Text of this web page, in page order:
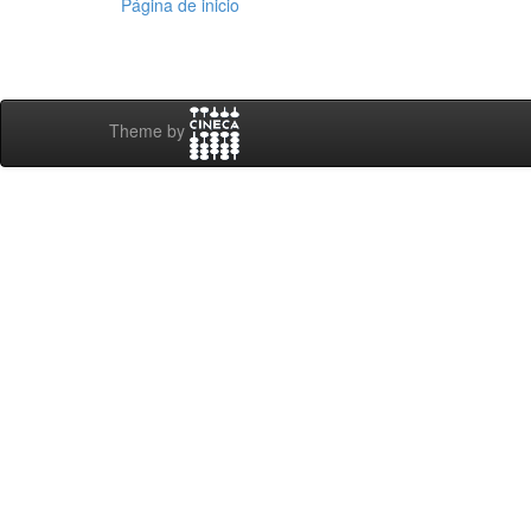
Página de inicio
Theme by